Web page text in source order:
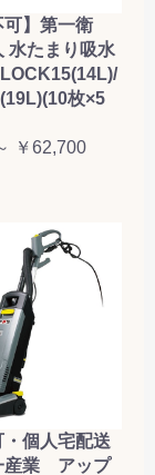
可】第一衛
たまり吸水
枚×5
￥62,700
・個人宅配送
産業 アップ